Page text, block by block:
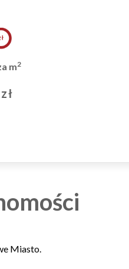
m2
Miasto.